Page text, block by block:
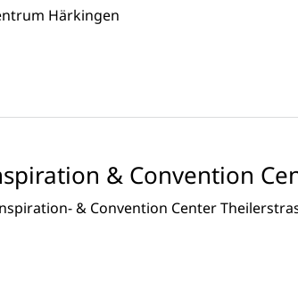
Härkingen
& Convention
& Convention Center